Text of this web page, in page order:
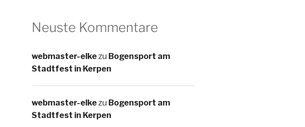
Neuste Kommentare
webmaster-elkezu Bogensport am
Stadtfest in Kerpen
webmaster-elkezu Bogensport am
Stadtfest in Kerpen